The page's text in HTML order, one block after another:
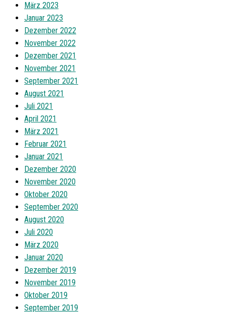
März 2023
Januar 2023
Dezember 2022
November 2022
Dezember 2021
November 2021
September 2021
August 2021
Juli 2021
April 2021
März 2021
Februar 2021
Januar 2021
Dezember 2020
November 2020
Oktober 2020
September 2020
August 2020
Juli 2020
März 2020
Januar 2020
Dezember 2019
November 2019
Oktober 2019
September 2019